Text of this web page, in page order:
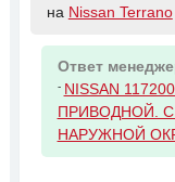
на Nissan Terrano
Ответ
- NISSAN
ПРИВОДНОЙ.
НАРУЖНОЙ